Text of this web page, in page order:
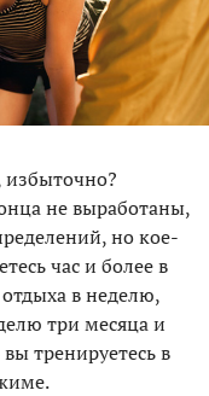
не выработаны,
но кое-
час и более в
в неделю,
три месяца и
тренируетесь в